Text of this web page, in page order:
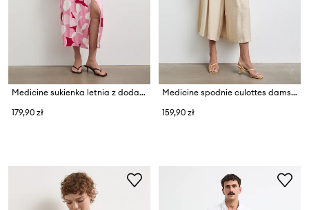
Medicine sukienka letnia z dodatkiem lnu
179,90 zł
Medicine spodnie culottes damskie z wiskozą
159,90 zł